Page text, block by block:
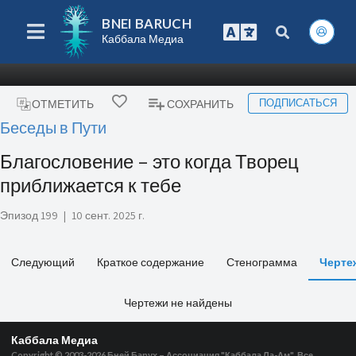
BNEI BARUCH
Каббала Медиа
ОТМЕТИТЬ СОХРАНИТЬ ПОДПИСАТЬСЯ
Беседы в Пути
Благословение – это когда Творец
приближается к тебе
Эпизод 199 | 10 сент. 2025 г.
Следующий Краткое содержание Стенограмма
Чертежи не найдены
Каббала Медиа